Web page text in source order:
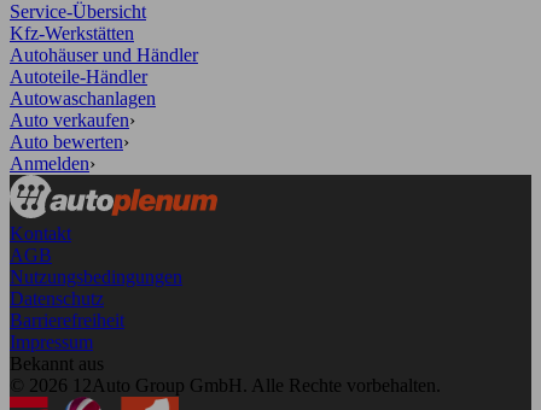
Service-Übersicht
Kfz-Werkstätten
Autohäuser und Händler
Autoteile-Händler
Autowaschanlagen
Auto verkaufen›
Auto bewerten›
Anmelden›
Kontakt
AGB
Nutzungsbedingungen
Datenschutz
Barrierefreiheit
Impressum
Bekannt aus
© 2026 12Auto Group GmbH. Alle Rechte vorbehalten.